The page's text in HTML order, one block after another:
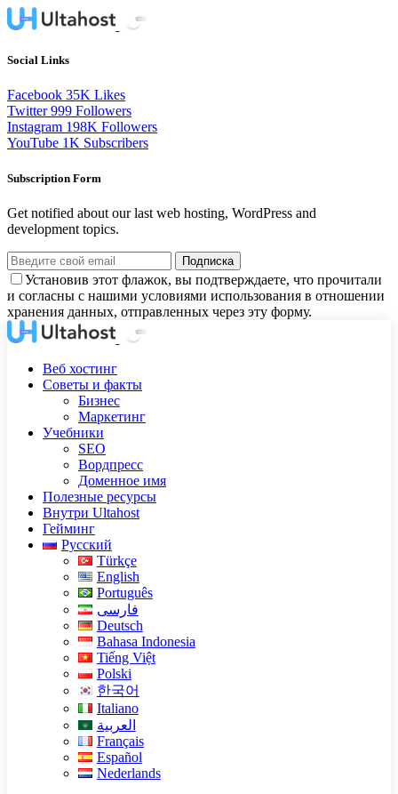
Social Links
Facebook 35K Likes
Twitter 999 Followers
Instagram 198K Followers
YouTube 1K Subscribers
Subscription Form
Get notified about our last web hosting, WordPress and
development topics.
Подписка
Установив этот флажок, вы подтверждаете, что прочитали
и согласны с нашими условиями использования в отношении
хранения данных, отправленных через эту форму.
Веб хостинг
Советы и факты
Бизнес
Маркетинг
Учебники
SEO
Вордпресс
Доменное имя
Полезные ресурсы
Внутри Ultahost
Гейминг
Русский
Türkçe
English
Português
فارسی
Deutsch
Bahasa Indonesia
Tiếng Việt
Polski
한국어
Italiano
العربية
Français
Español
Nederlands